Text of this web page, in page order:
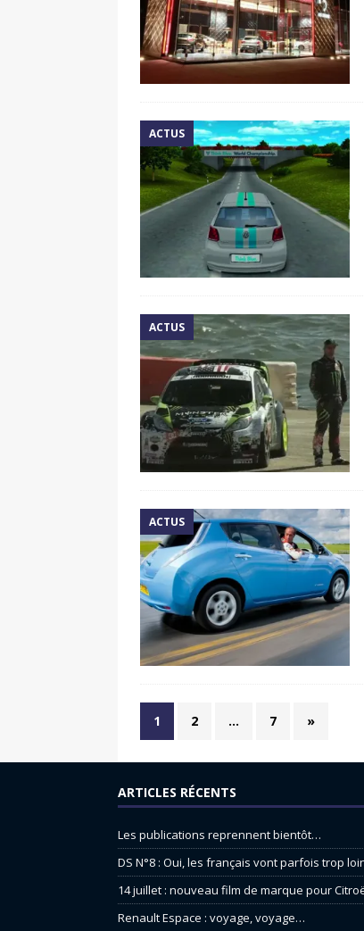
ACTUS
ACTUS
ACTUS
1 2 … 7 »
ARTICLES RÉCENTS
Les publications reprennent bientôt…
DS N°8 : Oui, les français vont parfois trop
14 juillet : nouveau film de marque pour
Renault Espace : voyage, voyage…